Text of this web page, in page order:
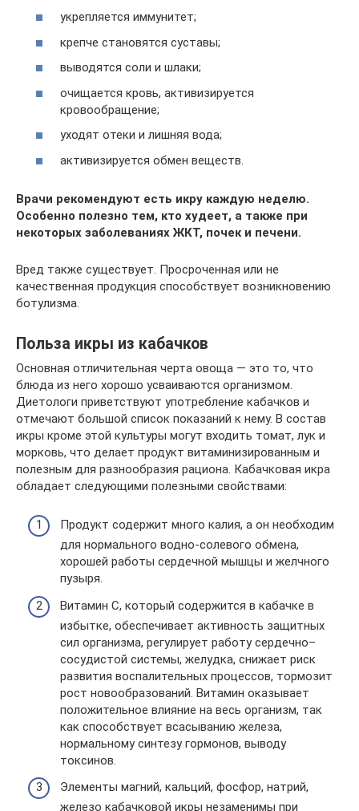
укрепляется иммунитет;
крепче становятся суставы;
выводятся соли и шлаки;
очищается кровь, активизируется
кровообращение;
уходят отеки и лишняя вода;
активизируется обмен веществ.
Врачи рекомендуют есть икру каждую неделю.
Особенно полезно тем, кто худеет, а также при
некоторых заболеваниях ЖКТ, почек и печени.
Вред также существует. Просроченная или не
качественная продукция способствует возникновению
ботулизма.
Польза икры из кабачков
Основная отличительная черта овоща — это то, что
блюда из него хорошо усваиваются организмом.
Диетологи приветствуют употребление кабачков и
отмечают большой список показаний к нему. В состав
икры кроме этой культуры могут входить томат, лук и
морковь, что делает продукт витаминизированным и
полезным для разнообразия рациона. Кабачковая икра
обладает следующими полезными свойствами:
Продукт содержит много калия, а он необходим
для нормального водно-солевого обмена,
хорошей работы сердечной мышцы и желчного
пузыря.
Витамин С, который содержится в кабачке в
избытке, обеспечивает активность защитных
сил организма, регулирует работу сердечно–
сосудистой системы, желудка, снижает риск
развития воспалительных процессов, тормозит
рост новообразований. Витамин оказывает
положительное влияние на весь организм, так
как способствует всасыванию железа,
нормальному синтезу гормонов, выводу
токсинов.
Элементы магний, кальций, фосфор, натрий,
железо кабачковой икры незаменимы при